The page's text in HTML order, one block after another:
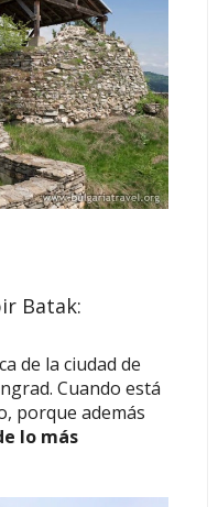
Batak:
de la ciudad de
Cuando está
porque además
lo más